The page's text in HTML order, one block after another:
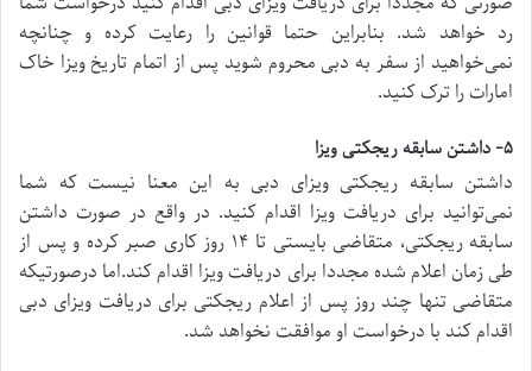
رد خواهد شد. بنابراین حتما قوانین را رعایت کرده و چنانچه
نمی‌خواهید از سفر به دبی محروم شوید پس از اتمام تاریخ ویزا خاک
امارات را ترک کنید.
۵- داشتن سابقه ریجکتی ویزا
داشتن سابقه ریجکتی ویزای دبی به این معنا نیست که شما
نمی‌توانید برای دریافت ویزا اقدام کنید. در واقع در صورت داشتن
سابقه ریجکتی، متقاضی بایستی تا ۱۴ روز کاری صبر کرده و پس از
طی زمان اعلام شده مجددا برای دریافت ویزا اقدام کند.اما درصورتیکه
متقاضی تنها چند روز پس از اعلام ریجکتی برای دریافت ویزای دبی
اقدام کند با درخواست او موافقت نخواهد شد.